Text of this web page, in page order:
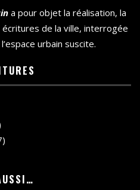
a pour objet la réalisation, la
de la ville, interrogée
urbain suscite.